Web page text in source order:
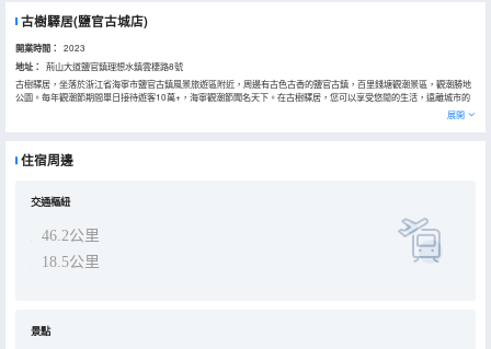
古樹驛居(鹽官古城店)
開業時間： 2023
地址：
荊山大道鹽官鎮理想水鎮雲棲路8號
古樹驛居，坐落於浙江省海寧市鹽官古鎮風景旅遊區附近，周邊有古色古香的鹽官古鎮，百里錢塘觀潮景區，觀潮勝地
公園。每年觀潮節期間單日接待遊客10萬+，海寧觀潮節聞名天下。在古樹驛居，您可以享受悠閒的生活，遠離城市的
喧囂，在這裏偷得浮生半日閒！同時，在江景陽台即可觀潮，感受潮水的波瀾壯闊。遇一座城，戀一處家，賞一方景。
展開
住宿周邊
交通樞紐
46.2公里
18.5公里
景點